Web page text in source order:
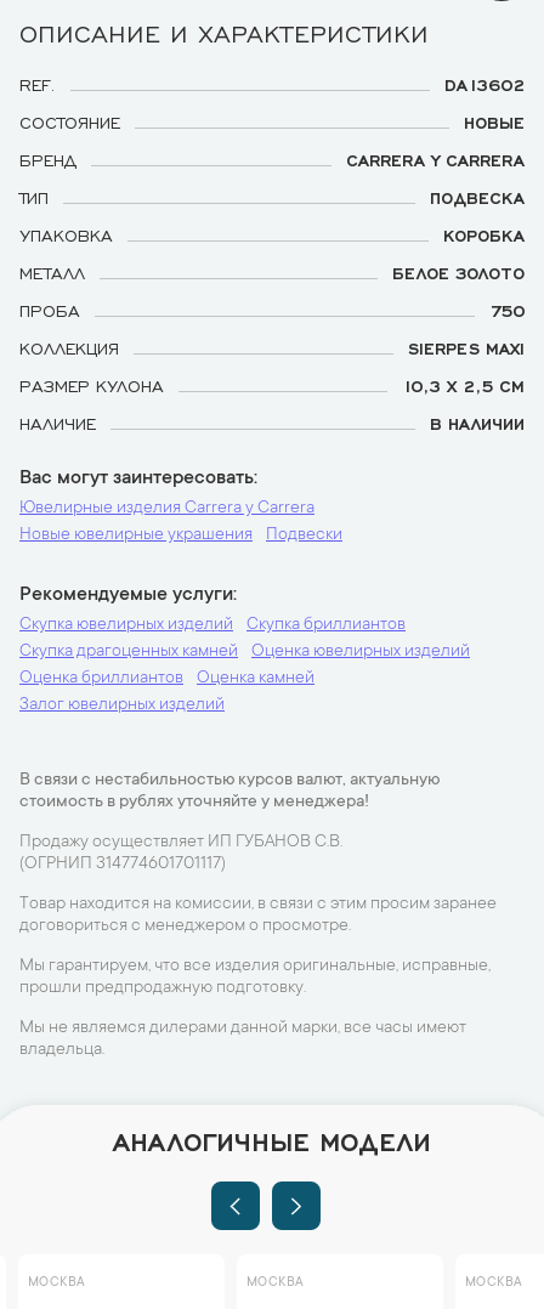
ОПИСАНИЕ И ХАРАКТЕРИСТИКИ
REF.
DA13602
СОСТОЯНИЕ
НОВЫЕ
БРЕНД
CARRERA Y CARRERA
ТИП
ПОДВЕСКА
УПАКОВКА
КОРОБКА
МЕТАЛЛ
БЕЛОЕ ЗОЛОТО
ПРОБА
750
КОЛЛЕКЦИЯ
SIERPES MAXI
РАЗМЕР КУЛОНА
10,3 Х 2,5 СМ
НАЛИЧИЕ
В НАЛИЧИИ
Вас могут заинтересовать
Ювелирные изделия Carrera y Carrera
Новые ювелирные украшения
Подвески
Рекомендуемые услуги
Скупка ювелирных изделий
Скупка бриллиантов
Скупка драгоценных камней
Оценка ювелирных изделий
Оценка бриллиантов
Оценка камней
Залог ювелирных изделий
В связи с нестабильностью курсов валют, актуальную
стоимость в рублях уточняйте у менеджера!
Продажу осуществляет ИП ГУБАНОВ С.В.
(ОГРНИП 314774601701117)
Товар находится на комиссии, в связи с этим просим заранее
договориться с менеджером о просмотре.
Мы гарантируем, что все изделия оригинальные, исправные,
прошли предпродажную подготовку.
Мы не являемся дилерами данной марки, все часы имеют
владельца.
АНАЛОГИЧНЫЕ МОДЕЛИ
МОСКВА МОСКВА МОСКВА